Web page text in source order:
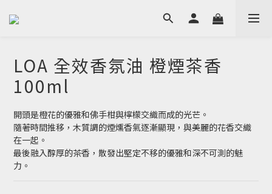
LOA 全效香氛油 橙煙茶香
100ml
開頭是橙花的優雅和佛手柑與檸檬交織而成的光芒。
隨著時間推移，木質調的煙燻香氣逐漸顯現，與美麗的花香交織
在一起。
最後融入醇厚的茶香，散發出堅定不移的優雅和深不可測的魅
力。